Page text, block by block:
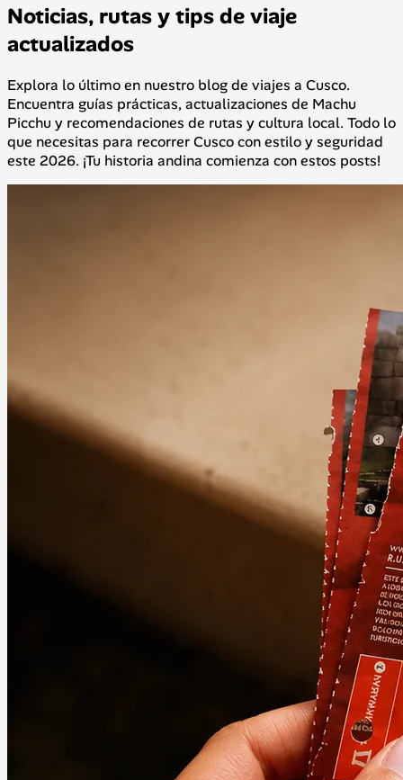
Noticias, rutas y tips de viaje
actualizados
Explora lo último en nuestro blog de viajes a Cusco.
Encuentra guías prácticas, actualizaciones de Machu
Picchu y recomendaciones de rutas y cultura local. Todo lo
que necesitas para recorrer Cusco con estilo y seguridad
este 2026. ¡Tu historia andina comienza con estos posts!